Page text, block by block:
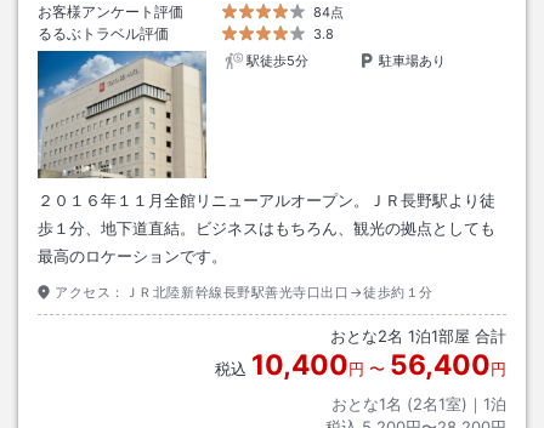
お客様アンケート評価
84点
るるぶトラベル評価
3.8
駅徒歩5分
駐車場あり
２０１６年１１月全館リニューアルオープン。ＪＲ長野駅より徒
歩１分、地下道直結。ビジネスはもちろん、観光の拠点としても
最高のロケーションです。
アクセス： ＪＲ北陸新幹線長野駅善光寺口出口→徒歩約１分
おとな2名 1泊1部屋 合計
税込 10,400円 〜 56,400円
おとな1名 (2名1室)｜ 1泊